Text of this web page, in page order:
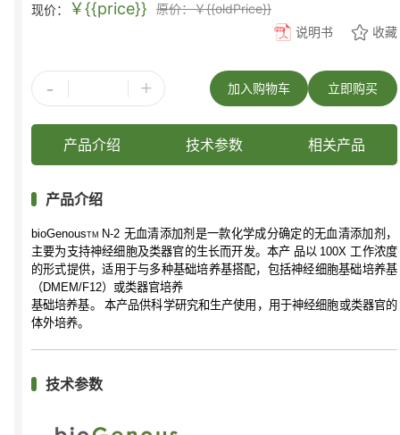
现价： ￥{{price}}
原价：￥{{oldPrice}}
说明书
收藏
- + 立即购买
加入购物车
产品介绍 技术参数 相关产品
产品介绍
bioGenousTM N-2 无血清添加剂是一款化学成分确定的无血清添加剂，
主要为支持神经细胞及类器官的生长而开发。本产 品以 100X 工作浓度
的形式提供，适用于与多种基础培养基搭配，包括神经细胞基础培养基
（ DMEM/F12）或类器官培养
基础培养基。 本产品供科学研究和生产使用，用于神经细胞或类器官的
体外培养。
技术参数